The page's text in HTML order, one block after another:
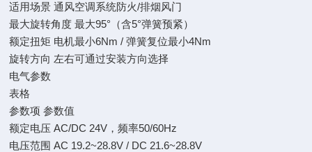
适用场景通风空调系统防火/排烟风门
最大旋转角度最大95°（含5°弹簧预紧）
额定扭矩 电机最小6Nm / 弹簧复位最小4Nm
旋转方向 左右可通过安装方向选择
电气参数
表格
参数项参数值
额定电压AC/DC 24V，频率50/60Hz
电压范围AC 19.2~28.8V / DC 21.6~28.8V